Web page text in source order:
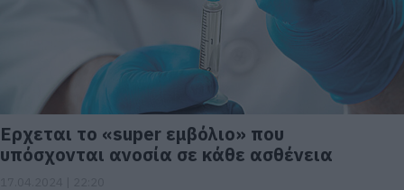
Ερχεται το «super εμβόλιο» που
υπόσχονται ανοσία σε κάθε ασθένεια